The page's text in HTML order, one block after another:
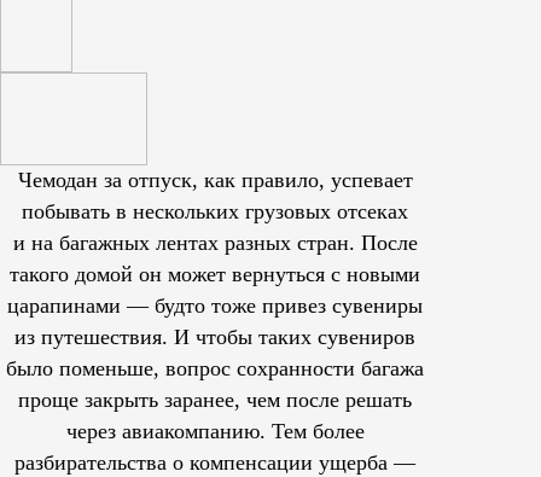
Чемодан за отпуск, как правило, успевает
побывать в нескольких грузовых отсеках
и на багажных лентах разных стран. После
такого домой он может вернуться с новыми
царапинами — будто тоже привез сувениры
из путешествия. И чтобы таких сувениров
было поменьше, вопрос сохранности багажа
проще закрыть заранее, чем после решать
через авиакомпанию. Тем более
разбирательства о компенсации ущерба —